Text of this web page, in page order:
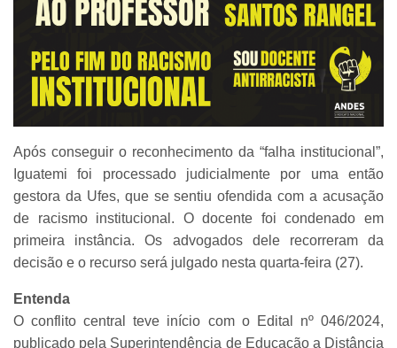
Após conseguir o reconhecimento da “falha institucional”,
Iguatemi foi processado judicialmente por uma então
gestora da Ufes, que se sentiu ofendida com a acusação
de racismo institucional. O docente foi condenado em
primeira instância. Os advogados dele recorreram da
decisão e o recurso será julgado nesta quarta-feira (27).
Entenda
O conflito central teve início com o Edital nº 046/2024,
publicado pela Superintendência de Educação a Distância